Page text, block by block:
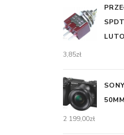
3,85zł
50MM
2 199,00zł